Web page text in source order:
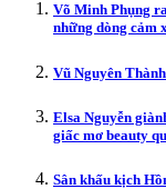
Võ Minh Phụng
những dòng cảm
Vũ Nguyên
Elsa Nguyễn
giấc mơ beauty
Sân khấu kịch